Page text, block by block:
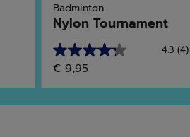
Badminton
Nylon Tournament
4.3 (4)
4.3
em
5
estrelas.
€ 9,95